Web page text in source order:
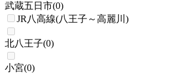
武蔵五日市(0)
JR八高線(八王子～高麗川)
北八王子(0)
小宮(0)